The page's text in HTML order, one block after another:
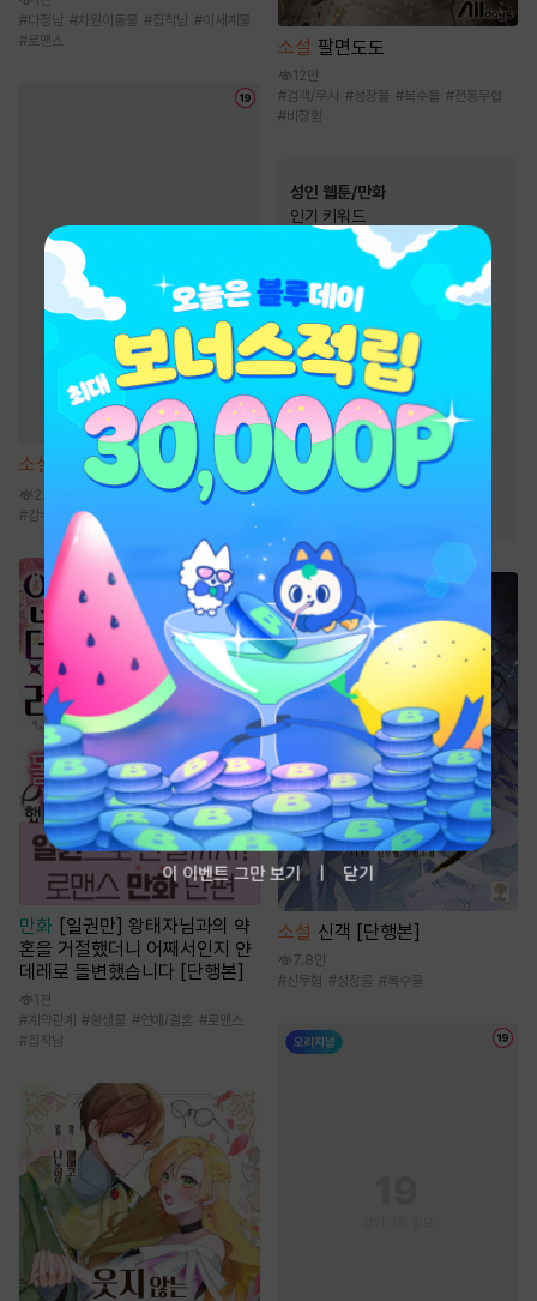
#다정남 #차원이동물 #집착남 #이세계물
#로맨스
소설 [BL] 금리(金利) [단행본]
2.3만
#강수 사건물
만화 [일권만] 왕태자님과의 약
혼을 거절했더니 어째서인지 얀
데레로 돌변했습니다 [단행본]
1천
# 계약관계 # 환생물 #연애/결혼 #로맨스
#집착남
소설 팔면도도
12만
#검객/무사 #성장물 #복수물 #전통무협
#비장함
성인 웹툰/만화
인기 키워드
오피스물
여성인기
#짝사랑
#모럴리스
# 하드코어 #스테디셀러
절륜남 # 삼각관계
#
다정남
능글남
연애/결혼 유혹 #동거
고수위
계약관계
#후방주의
소설 신객 [단행본]
7.8만
#신무협 #성장물 #복수물
이 이벤트 그만 보기 닫기